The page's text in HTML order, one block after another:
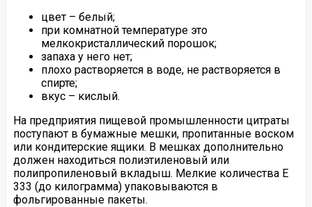
цвет – белый;
при комнатной температуре это
мелкокристаллический порошок;
запаха у него нет;
плохо растворяется в воде, не растворяется в
спирте;
вкус – кислый.
На предприятия пищевой промышленности цитраты
поступают в бумажные мешки, пропитанные воском
или кондитерские ящики. В мешках дополнительно
должен находиться полиэтиленовый или
полипропиленовый вкладыш. Мелкие количества Е
333 (до килограмма) упаковываются в
фольгированные пакеты.